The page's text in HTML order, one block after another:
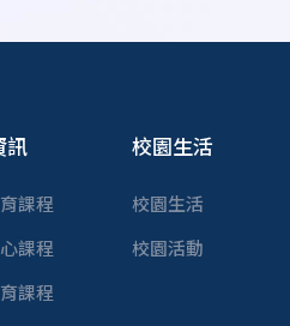
訊
課程
課程
課程
校園生活
校園生活
校園活動